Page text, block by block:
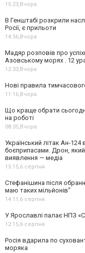
15:23, Вчора
В Генштабі розкрили
Росії, є прильоти
14:56, Вчора
Мадяр розповів про
Азовському морях . 12
12:33, Вчора
Нові правила
11:16, Вчора
Що краще обрати
на роботі
08:35, Вчора
Український літак Ан-
боєприпасами. Дрон,
виявлення — медіа
15:15,6 серпня
Стефанішина після
маю таких мільйонів"
14:11,6 серпня
У Ярославлі палає НПЗ
12:15,6 серпня
Росія вдарила по
моряка